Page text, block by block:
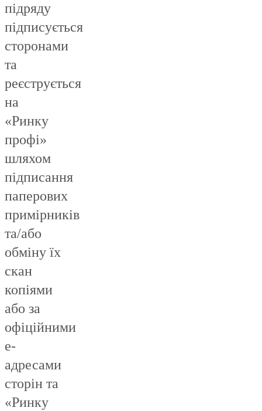
підряду
підписується
сторонами
та
реєструється
на
«Ринку
профі»
шляхом
підписання
паперових
примірників
та/або
обміну їх
скан
копіями
або за
офіційними
е-
адресами
сторін та
«Ринку